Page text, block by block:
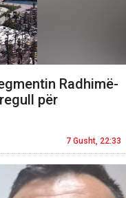
Radhimë-
për
7 Gusht, 22:33